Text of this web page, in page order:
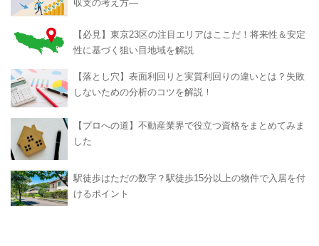
収支の考え方―
【必見】東京23区の注目エリアはここだ！将来性＆安定
性に基づく狙い目地域を解説
【落とし穴】表面利回りと実質利回りの違いとは？失敗
しないための分析のコツを解説！
【プロへの道】不動産業界で役立つ資格をまとめてみま
した
駅徒歩はただの数字？駅徒歩15分以上の物件で入居を付
けるポイント